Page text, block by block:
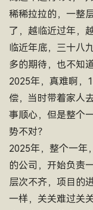
稀稀拉拉的，一整
了，越临近过年，
临近年底，三十八
多的期待，也不知
2025年，真难啊，
偿，当时带着家人
事顺心，但是整个
势不对？
2025年，整个一年
的公司，开始负责
层次不齐，项目的
一样，关关难过关